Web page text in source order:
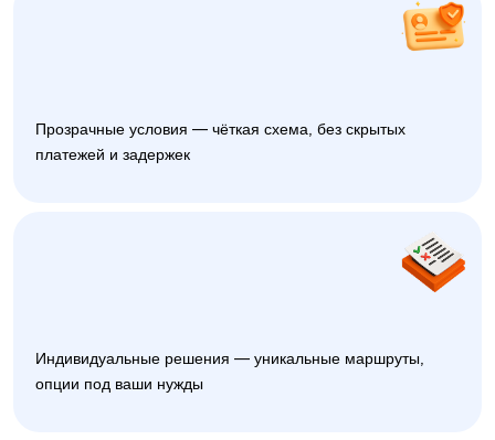
Прозрачные условия — чёткая схема, без скрытых
платежей и задержек
Индивидуальные решения — уникальные маршруты,
опции под ваши нужды